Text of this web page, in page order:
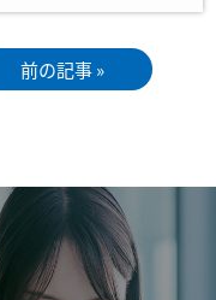
前の記事 »